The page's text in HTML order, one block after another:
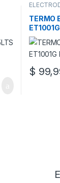
TERMO
$